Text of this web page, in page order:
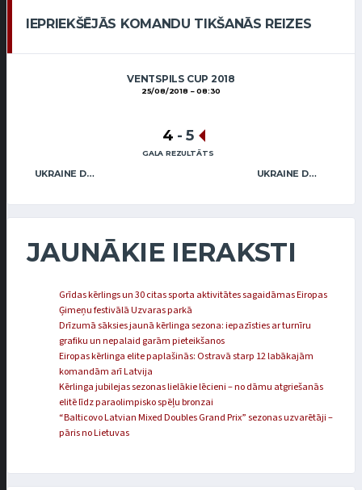
IEPRIEKŠĒJĀS KOMANDU TIKŠANĀS REIZES
VENTSPILS CUP 2018
25/08/2018 08:30
UKRAINE DEAF MEN UKRAINE DEAF GIRLS
4 - 5
GALA REZULTĀTS
JAUNĀKIE IERAKSTI
Grīdas kērlings un 30 citas sporta aktivitātes sagaidāmas Eiropas
Ģimeņu festivālā Uzvaras parkā
Drīzumā sāksies jaunā kērlinga sezona: iepazīsties ar turnīru
grafiku un nepalaid garām pieteikšanos
Eiropas kērlinga elite paplašinās: Ostravā starp 12 labākajām
komandām arī Latvija
Kērlinga jubilejas sezonas lielākie lēcieni – no dāmu atgriešanās
elitē līdz paraolimpisko spēļu bronzai
“Balticovo Latvian Mixed Doubles Grand Prix” sezonas uzvarētāji –
pāris no Lietuvas